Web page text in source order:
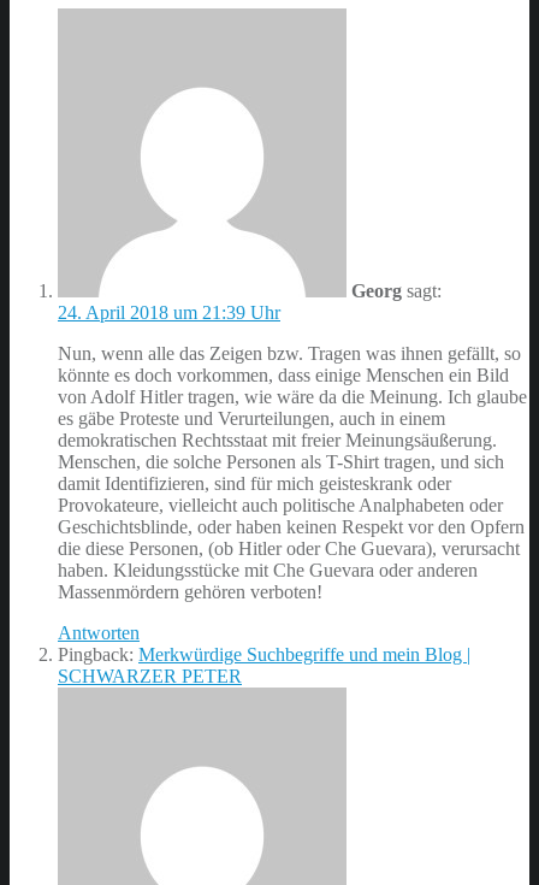
Georg sagt:
24. April 2018 um 21:39 Uhr
Nun, wenn alle das Zeigen bzw. Tragen was ihnen gefällt, so
könnte es doch vorkommen, dass einige Menschen ein Bild
von Adolf Hitler tragen, wie wäre da die Meinung. Ich glaube
es gäbe Proteste und Verurteilungen, auch in einem
demokratischen Rechtsstaat mit freier Meinungsäußerung.
Menschen, die solche Personen als T-Shirt tragen, und sich
damit Identifizieren, sind für mich geisteskrank oder
Provokateure, vielleicht auch politische Analphabeten oder
Geschichtsblinde, oder haben keinen Respekt vor den Opfern
die diese Personen, (ob Hitler oder Che Guevara), verursacht
haben. Kleidungsstücke mit Che Guevara oder anderen
Massenmördern gehören verboten!
Antworten
Pingback: Merkwürdige Suchbegriffe und mein Blog |
SCHWARZER PETER